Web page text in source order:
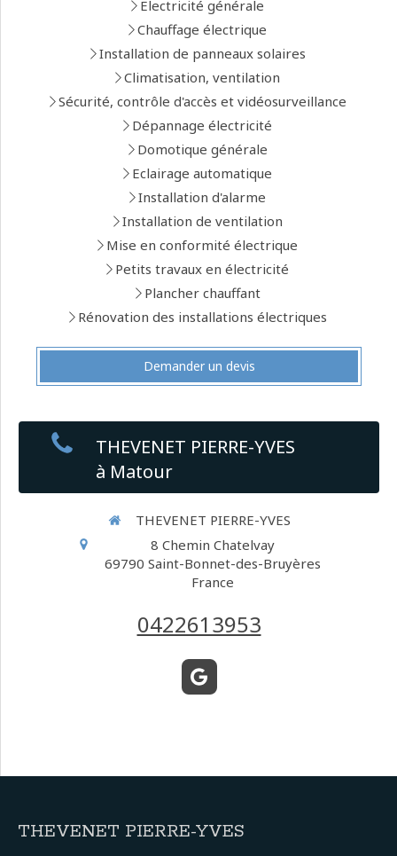
Electricité générale
Chauffage électrique
Installation de panneaux solaires
Climatisation, ventilation
Sécurité, contrôle d'accès et vidéosurveillance
Dépannage électricité
Domotique générale
Eclairage automatique
Installation d'alarme
Installation de ventilation
Mise en conformité électrique
Petits travaux en électricité
Plancher chauffant
Rénovation des installations électriques
Demander un devis
THEVENET PIERRE-YVES
à Matour
THEVENET PIERRE-YVES
8 Chemin Chatelvay
69790 Saint-Bonnet-des-Bruyères
France
0422613953
THEVENET PIERRE-YVES